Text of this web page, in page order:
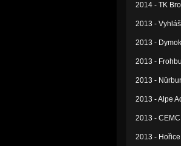
2014 - TK
2013 -
2013 -
2013 -
2013 -
2013 - Alpe
2013 -
2013 -